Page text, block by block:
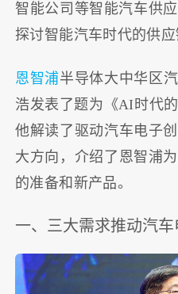
智能公司等智能汽车供
探讨智能汽车时代的供应
恩智浦半导体大中华区
浩发表了题为《AI时代
他解读了驱动汽车电子
大方向，介绍了恩智浦
的准备和新产品。
一、三大需求推动汽